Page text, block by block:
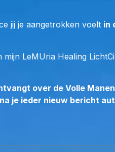
waar de
Major =
Aarde
de Kristal
uit de
jij je aangetrokken voelt in
LeMUria Healing
over de Volle
je ieder nieuw bericht